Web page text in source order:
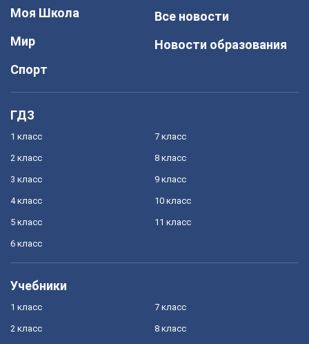
Моя Школа
Мир
Спорт
Все новости
Новости образования
ГДЗ
1 класс
2 класс
3 класс
4 класс
5 класс
6 класс
7 класс
8 класс
9 класс
10 класс
11 класс
Учебники
1 класс
2 класс
7 класс
8 класс